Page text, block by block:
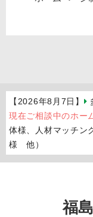
【2026年8月7日】
現在ご相談中のホー
体様、人材マッチン
様 他）
福